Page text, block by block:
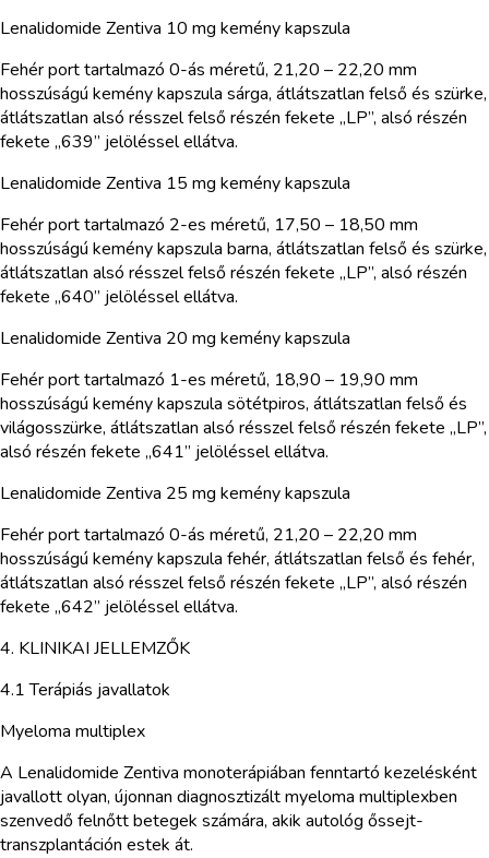
Lenalidomide Zentiva 10 mg kemény kapszula
Fehér port tartalmazó 0-ás méretű, 21,20 – 22,20 mm
hosszúságú kemény kapszula sárga, átlátszatlan felső és szürke,
átlátszatlan alsó résszel felső részén fekete „LP”, alsó részén
fekete „639” jelöléssel ellátva.
Lenalidomide Zentiva 15 mg kemény kapszula
Fehér port tartalmazó 2-es méretű, 17,50 – 18,50 mm
hosszúságú kemény kapszula barna, átlátszatlan felső és szürke,
átlátszatlan alsó résszel felső részén fekete „LP”, alsó részén
fekete „640” jelöléssel ellátva.
Lenalidomide Zentiva 20 mg kemény kapszula
Fehér port tartalmazó 1-es méretű, 18,90 – 19,90 mm
hosszúságú kemény kapszula sötétpiros, átlátszatlan felső és
világosszürke, átlátszatlan alsó résszel felső részén fekete „LP”,
alsó részén fekete „641” jelöléssel ellátva.
Lenalidomide Zentiva 25 mg kemény kapszula
Fehér port tartalmazó 0-ás méretű, 21,20 – 22,20 mm
hosszúságú kemény kapszula fehér, átlátszatlan felső és fehér,
átlátszatlan alsó résszel felső részén fekete „LP”, alsó részén
fekete „642” jelöléssel ellátva.
4. KLINIKAI JELLEMZŐK
4.1 Terápiás javallatok
Myeloma multiplex
A Lenalidomide Zentiva monoterápiában fenntartó kezelésként
javallott olyan, újonnan diagnosztizált myeloma multiplexben
szenvedő felnőtt betegek számára, akik autológ őssejt-
transzplantáción estek át.